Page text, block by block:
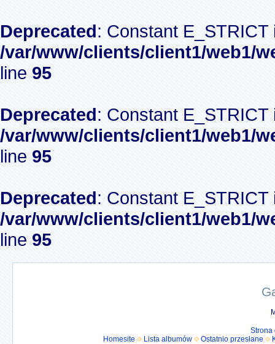
Deprecated: Constant
/var/www/clients/client1/web1/
line 95
Deprecated: Constant
/var/www/clients/client1/web1/
line 95
Deprecated: Constant
/var/www/clients/client1/web1/
line 95
Strona
Homesite
Lista albumów Ostatnio przesłane